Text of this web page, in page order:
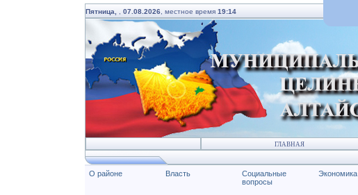
Пятница, 07.08.2026 , местное время 19:14
ГЛАВНАЯ
О районе Власть
Социальные
вопросы
Экономика